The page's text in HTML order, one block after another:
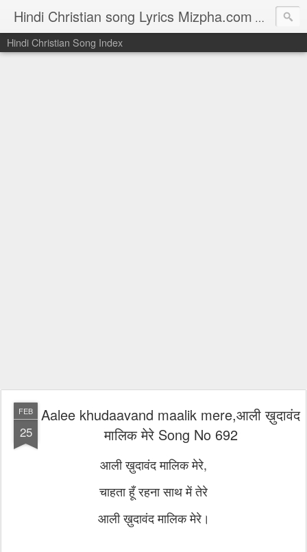
Hindi Christian song Lyrics Mizpha.com Hindi
Hindi Christian Song Index
FEB
25
Aalee khudaavand maalik mere,आली ख़ुदावंद
मालिक मेरे Song No 692
आली ख़ुदावंद मालिक मेरे,
चाहता हूँ रहना साथ में तेरे
आली ख़ुदावंद मालिक मेरे।